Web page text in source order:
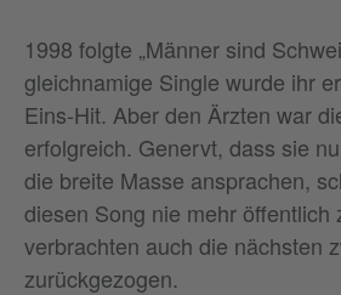
1998 folgte „Männer sind
gleichnamige Single wurde ihr
Eins-Hit. Aber den Ärzten war
erfolgreich. Genervt, dass sie
die breite Masse ansprachen,
diesen Song nie mehr öffentlich
verbrachten auch die nächsten
zurückgezogen.